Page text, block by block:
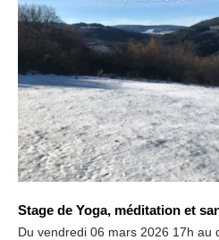
Stage de Yoga, méditation et
Du vendredi 06 mars 2026 17h au